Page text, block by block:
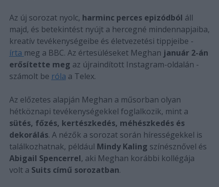
Az új sorozat nyolc, harminc perces epizódból áll
majd, és betekintést nyújt a hercegné mindennapjaiba,
kreatív tevékenységeibe és életvezetési tippjeibe -
írta meg a BBC. Az értesüléseket Meghan január 2-án
erősítette meg az újraindított Instagram-oldalán -
számolt be róla a Telex.
Az előzetes alapján Meghan a műsorban olyan
hétköznapi tevékenységekkel foglalkozik, mint a
sütés, főzés, kertészkedés, méhészkedés és
dekorálás. A nézők a sorozat során hírességekkel is
találkozhatnak, például Mindy Kaling színésznővel és
Abigail Spencerrel, aki Meghan korábbi kollégája
volt a Suits című sorozatban.